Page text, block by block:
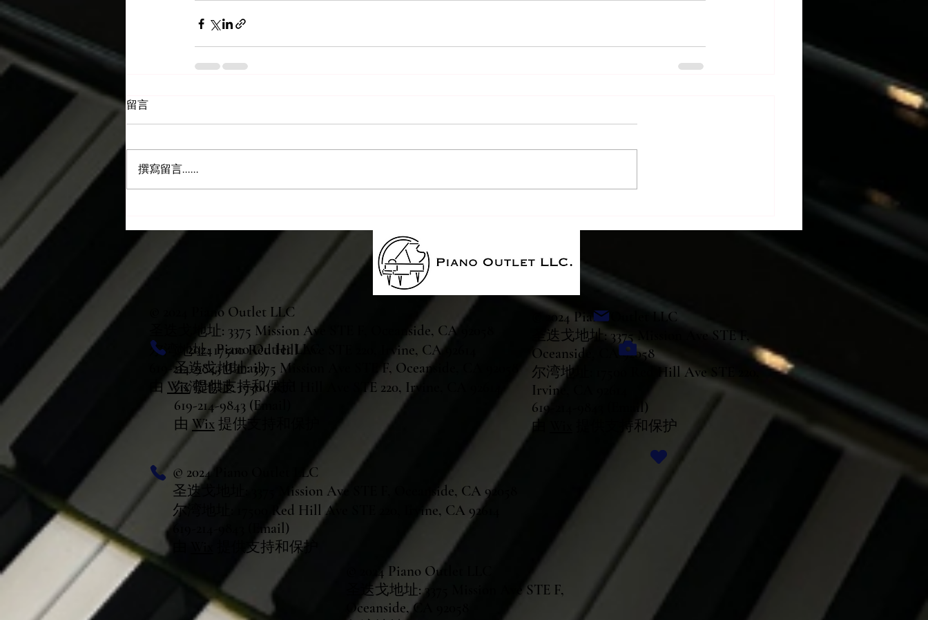
留言
撰寫留言......
© 2024 Piano Outlet LLC
圣迭戈地址: 3375 Mission Ave STE F, Oceanside, CA 92058
尔湾地址: 17500 Red Hill Ave STE 220, Irvine, CA 92614
619-214-9843 (Email)
由 Wix提供支持和保护
© 2024 Piano Outlet LLC
圣迭戈地址: 3375 Mission Ave STE F, Oceanside, CA 92058
尔湾地址: 17500 Red Hill Ave STE 220, Irvine, CA 92614
619-214-9843 (Email)
由 Wix 提供支持和保护
© 2024 Piano Outlet LLC
圣迭戈地址: 3375 Mission Ave STE F, Oceanside, CA 92058
尔湾地址: 17500 Red Hill Ave STE 220, Irvine, CA 92614
619-214-9843 (Email)
提供支持和保护
© 2024 Piano Outlet LLC
圣迭戈地址: 3375 Mission Ave STE F,
Oceanside, CA 92058
尔湾地址: 17500 Red Hill Ave STE 220,
Irvine, CA 92614
619-214-9843 (Email)
由
提供支持和保护
© 2024 Piano Outlet LLC
圣迭戈地址: 3375 Mission Ave STE F,
Oceanside, CA 92058